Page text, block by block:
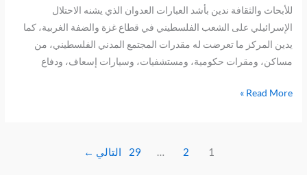
للأبحاث والثقافة ندين بأشد العبارات العدوان الذي يشنه الاحتلال
الإسرائيلي على الشعب الفلسطيني في قطاع غزة والضفة الغربية، كما
يدين المركز ما تعرضت له مقدرات المجتمع المدني الفلسطيني، من
مساكن، ومقرات حكومية، ومستشفيات، وسيارات إسعاف، ودفاع
Read More »
1
2
…
29 التالي ←